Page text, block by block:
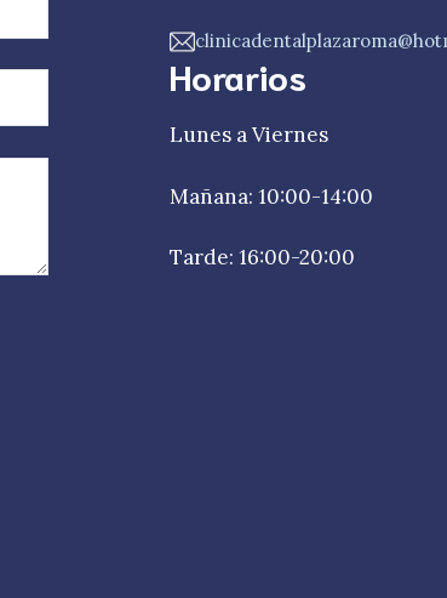
Horarios
Lunes a Viernes
Mañana: 10:00-14:00
Tarde: 16:00-20:00